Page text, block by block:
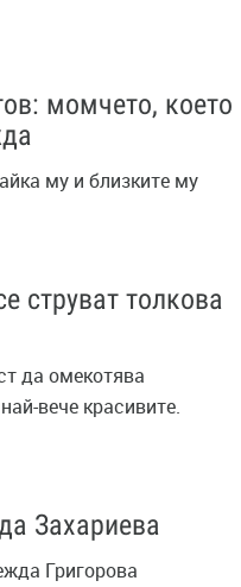
момчето, което
му и близките му
струват толкова
да омекотява
вече красивите.
Захариева
Григорова